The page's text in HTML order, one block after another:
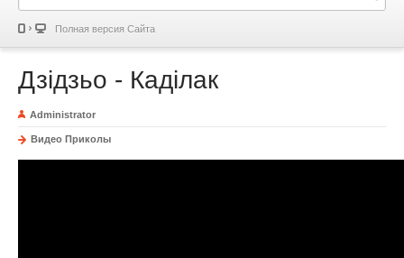
Полная версия Сайта
Дзідзьо - Каділак
Administrator
Видео Приколы